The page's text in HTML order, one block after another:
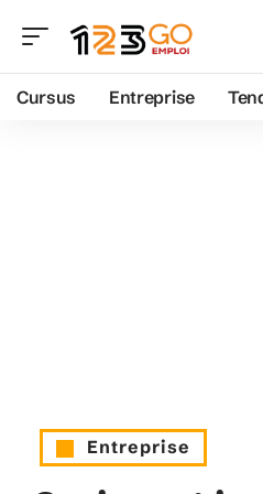
Cursus Entreprise
Entreprise